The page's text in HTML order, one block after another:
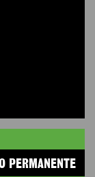
PERMANENTE